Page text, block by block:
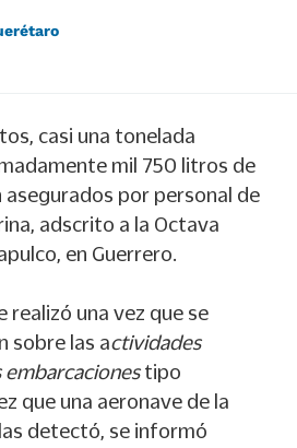
casi una tonelada
mil 750 litros de
por personal de
adscrito a la Octava
en Guerrero.
realizó una vez que se
sobre las actividades
embarcaciones tipo
que una aeronave de la
las detectó, se informó